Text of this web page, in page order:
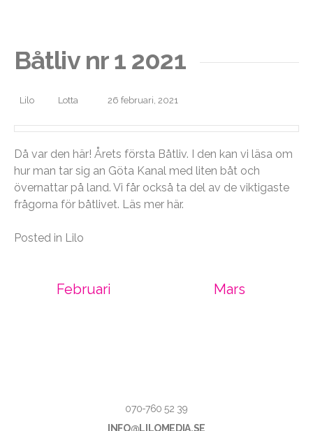
Båtliv nr 1 2021
Lilo Lotta 26 februari, 2021
Då var den här! Årets första Båtliv. I den kan vi läsa om
hur man tar sig an Göta Kanal med liten båt och
övernattar på land. Vi får också ta del av de viktigaste
frågorna för båtlivet. Läs mer här.
Posted in Lilo
Februari Mars
070-760 52 39
INFO@LILOMEDIA.SE